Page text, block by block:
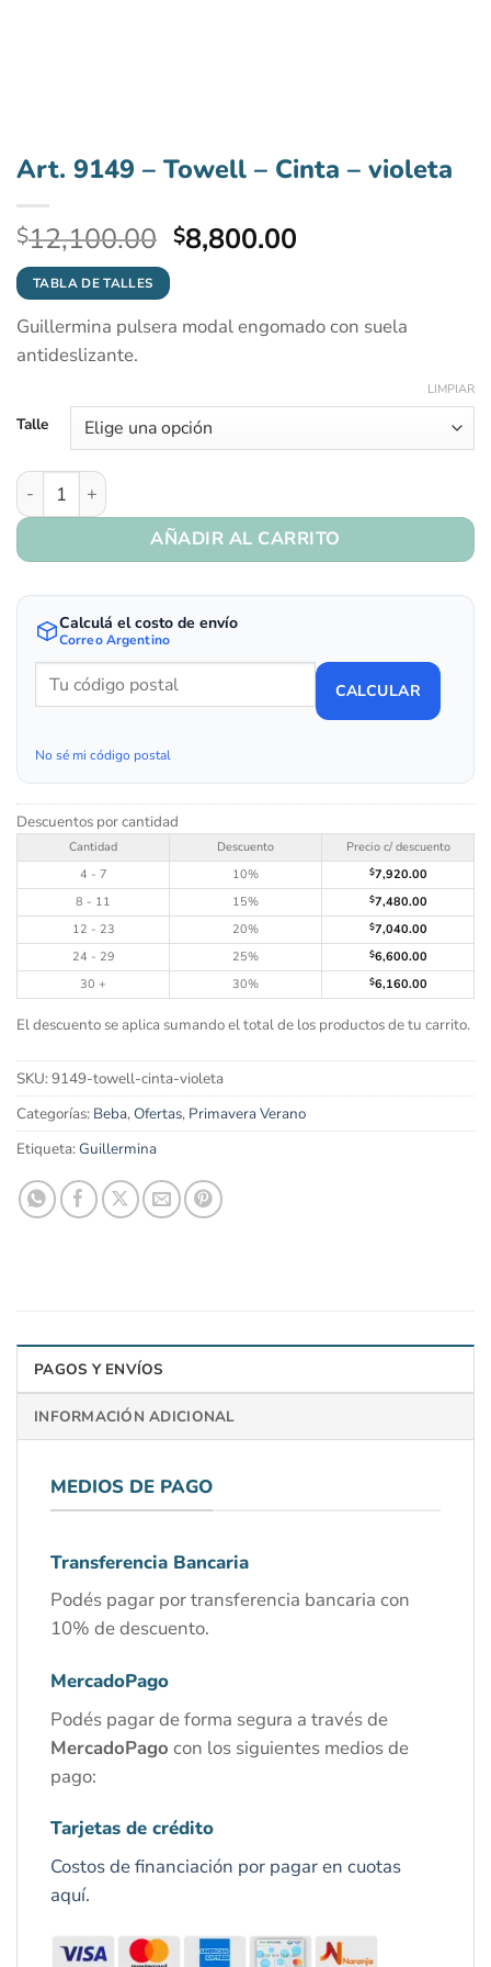
Art. 9149 – Towell – Cinta – violeta
$12,100.00 El
precio
era:
$12,100.00.
$8,800.00El
es:
TABLA DE TALLES
Guillermina pulsera modal engomado con suela
antideslizante.
Talle
LIMPIAR
Art. 9149 - Towell - Cinta - violeta cantidad
AÑADIR AL CARRITO
Calculá el costo de envío
Correo Argentino
CALCULAR
No sé mi código postal
Descuentos por cantidad
Cantidad Descuento
Precio c/ descuento
4 - 7
10% $7,920.00
8 - 11
15% $7,480.00
12 - 23
20% $7,040.00
24 - 29
25% $6,600.00
30 +
30% $6,160.00
El descuento se aplica sumando el total de los productos de tu carrito.
SKU:9149-towell-cinta-violeta
Categorías: Beba,Ofertas, Primavera Verano
Etiqueta:Guillermina
PAGOS Y ENVÍOS
INFORMACIÓN ADICIONAL
MEDIOS DE PAGO
Transferencia Bancaria
Podés pagar por transferencia bancaria con
10% de descuento.
MercadoPago
Podés pagar de forma segura a través de
MercadoPago con los siguientes medios de
pago:
Tarjetas de crédito
Costos de financiación por pagar en cuotas
aquí.